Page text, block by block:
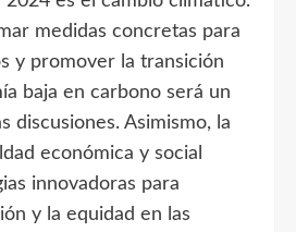
medidas concretas para
y promover la transición
baja en carbono será un
discusiones. Asimismo, la
económica y social
innovadoras para
y la equidad en las